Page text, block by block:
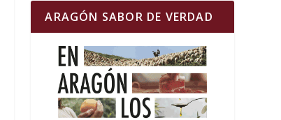
ARAGÓN SABOR DE VERDAD